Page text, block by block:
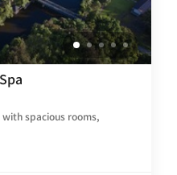
spacious rooms,